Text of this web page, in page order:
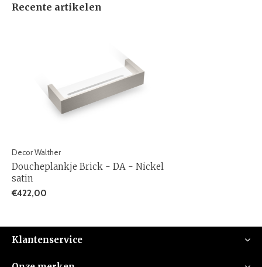
Recente artikelen
Decor Walther
Doucheplankje Brick - DA - Nickel
satin
€422,00
Klantenservice